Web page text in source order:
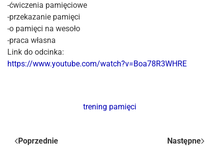
-ćwiczenia pamięciowe
-przekazanie pamięci
-o pamięci na wesoło
-praca własna
Link do odcinka:
https://www.youtube.com/watch?v=Boa78R3WHRE
trening pamięci
Poprzednie Następne